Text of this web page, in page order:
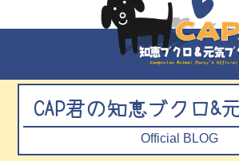
CAP君の知恵ブクロ&
Official BLOG